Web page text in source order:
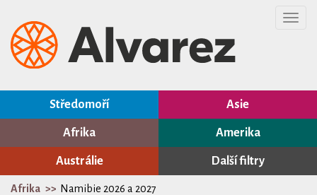
Středomoří Asie
Afrika Amerika
Austrálie Další filtry
Afrika Namibie 2026 a 2027